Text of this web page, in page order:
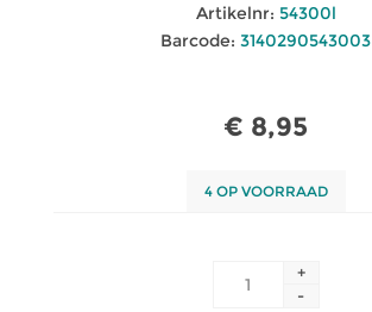
Artikelnr: 54300l
Barcode: 3140290543003
€ 8,95
4 OP VOORRAAD
+
-